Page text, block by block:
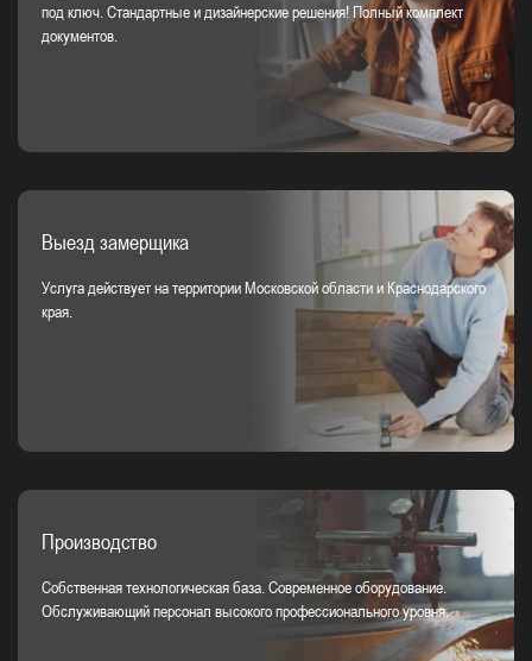
под ключ. Стандартные и дизайнерские решения! Полный комплект
документов.
Выезд замерщика
Услуга действует на территории Московской области и Краснодарского
края.
Производство
Собственная технологическая база. Современное оборудование.
Обслуживающий персонал высокого профессионального уровня.